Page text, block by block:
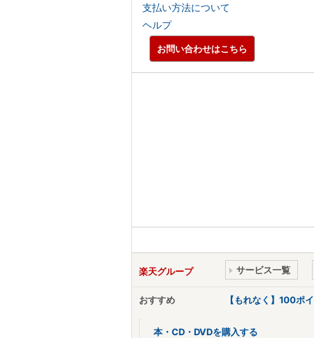
支払い方法について
ヘルプ
お問い合わせはこちら
楽天グループ サービス一覧
おすすめ 【もれなく】100ポ
本・CD・DVDを購入する